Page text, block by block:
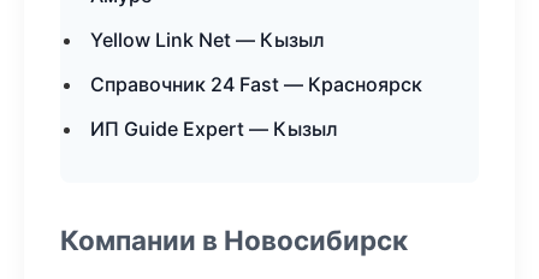
Yellow Link Net — Кызыл
Справочник 24 Fast — Красноярск
ИП Guide Expert — Кызыл
Компании в Новосибирск